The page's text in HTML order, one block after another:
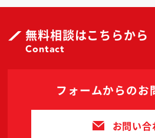
無料相談はこちらから
Contact
フォームからのお
お問い合